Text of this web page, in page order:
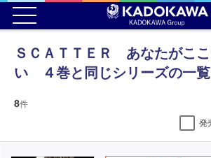
ＳＣＡＴＴＥＲ あなたがこ
い ４巻と同じシリーズの一覧
8件
発